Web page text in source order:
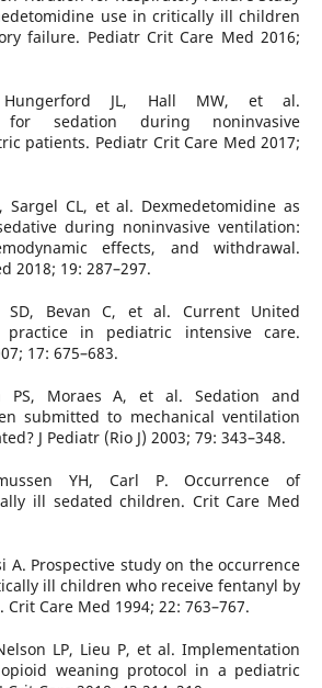
use in critically ill children
failure. Pediatr Crit Care Med 2016;
Hungerford JL, Hall MW, et al.
for sedation during noninvasive
patients. Pediatr Crit Care Med 2017;
Sargel CL, et al. Dexmedetomidine as
during noninvasive ventilation:
effects, and withdrawal.
2018; 19: 287–297.
SD, Bevan C, et al. Current United
practice in pediatric intensive care.
17: 675–683.
PS, Moraes A, et al. Sedation and
submitted to mechanical ventilation
J Pediatr (Rio J) 2003; 79: 343–348.
YH, Carl P. Occurrence of
ill sedated children. Crit Care Med
A. Prospective study on the occurrence
ill children who receive fentanyl by
Care Med 1994; 22: 763–767.
LP, Lieu P, et al. Implementation
weaning protocol in a pediatric